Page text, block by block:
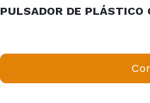
PULSADOR DE PLÁSTICO